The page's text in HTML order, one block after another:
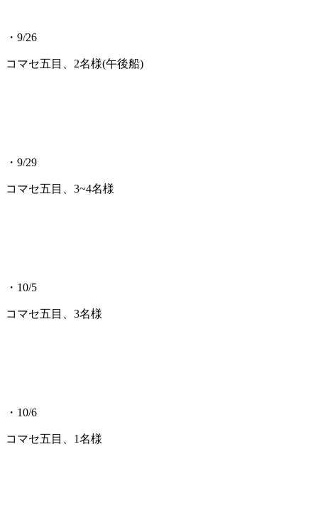
・9/26
コマセ五目、2名様(午後船)
・9/29
コマセ五目、3~4名様
・10/5
コマセ五目、3名様
・10/6
コマセ五目、1名様